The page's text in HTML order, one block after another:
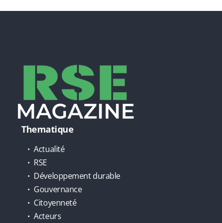
Thematique
Actualité
RSE
Développement durable
Gouvernance
Citoyenneté
Acteurs